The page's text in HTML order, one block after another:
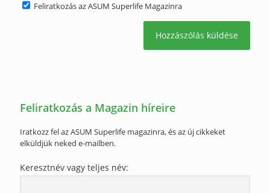
Feliratkozás az ASUM Superlife Magazinra
Feliratkozás a Magazin híreire
Iratkozz fel az ASUM Superlife magazinra, és az új cikkeket
elküldjük neked e-mailben.
Keresztnév vagy teljes név: